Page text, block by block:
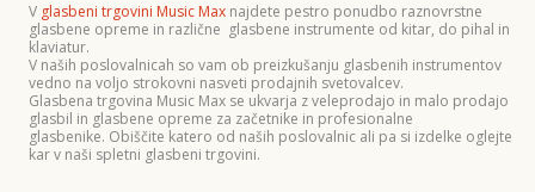
V glasbeni trgovini Music Max najdete pestro ponudbo raznovrstne
glasbene opreme in različne glasbene instrumente od kitar, do pihal in
klaviatur.
V naših poslovalnicah so vam ob preizkušanju glasbenih instrumentov
vedno na voljo strokovni nasveti prodajnih svetovalcev.
Glasbena trgovina Music Max se ukvarja z veleprodajo in malo prodajo
glasbil in glasbene opreme za začetnike in profesionalne
glasbenike. Obiščite katero od naših poslovalnic ali pa si izdelke oglejte
kar v naši spletni glasbeni trgovini.